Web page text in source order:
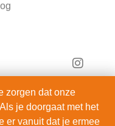
van
90914872
zorgen dat onze
je doorgaat met het
er vanuit dat je ermee